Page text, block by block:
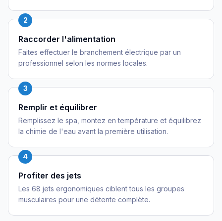
2
Raccorder l'alimentation
Faites effectuer le branchement électrique par un
professionnel selon les normes locales.
3
Remplir et équilibrer
Remplissez le spa, montez en température et équilibrez
la chimie de l'eau avant la première utilisation.
4
Profiter des jets
Les 68 jets ergonomiques ciblent tous les groupes
musculaires pour une détente complète.